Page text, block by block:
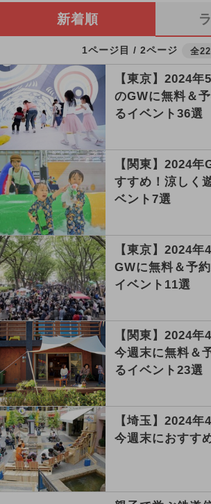
新着順
1ページ目 / 2ページ 全
【東京】2024年
のGWに無料＆
るイベント36選
【関東】2024
すすめ！涼しく
ベント7選
【東京】2024
GWに無料＆予
イベント11選
【関東】2024
今週末に無料＆
るイベント23選
【埼玉】2024
今週末におすす